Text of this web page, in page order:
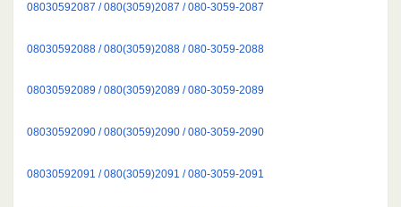
08030592087 / 080(3059)2087 / 080-3059-2087
08030592088 / 080(3059)2088 / 080-3059-2088
08030592089 / 080(3059)2089 / 080-3059-2089
08030592090 / 080(3059)2090 / 080-3059-2090
08030592091 / 080(3059)2091 / 080-3059-2091